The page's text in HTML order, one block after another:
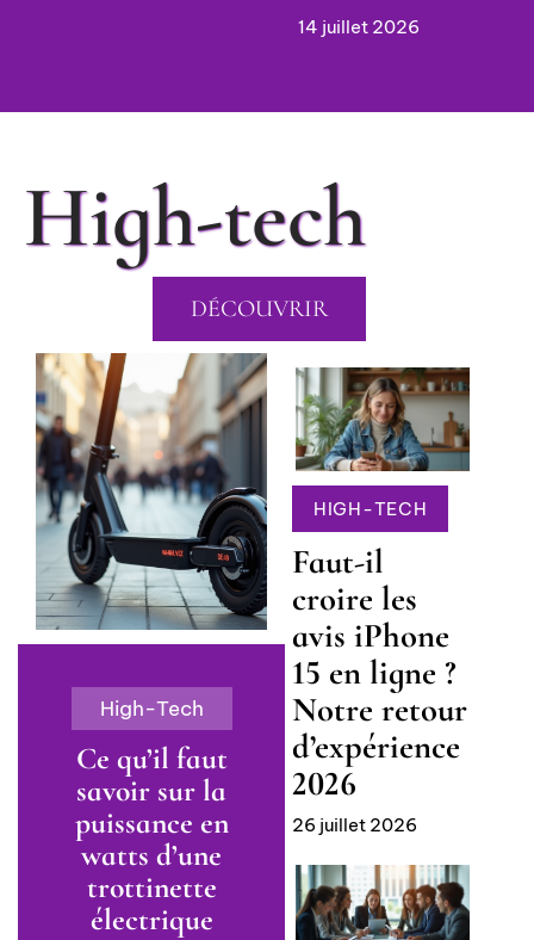
14 juillet 2026
High-tech
DÉCOUVRIR
High-Tech
Ce qu’il faut
savoir sur la
puissance en
watts d’une
trottinette
électrique
HIGH-TECH
Faut-il
croire les
avis iPhone
15 en ligne ?
Notre retour
d’expérience
2026
26 juillet 2026